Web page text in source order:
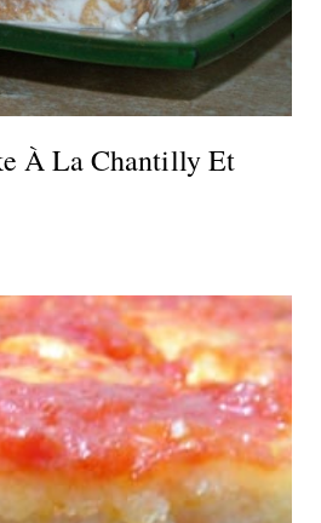
À La Chantilly Et